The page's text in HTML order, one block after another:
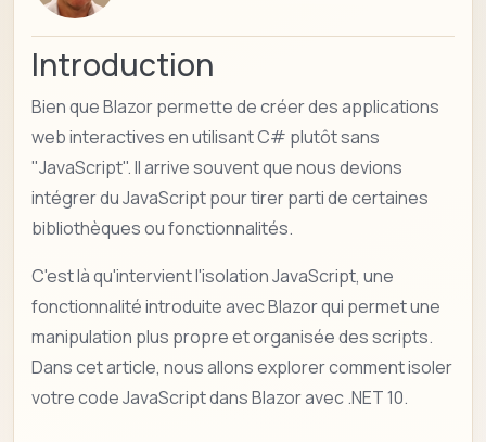
Introduction
Bien que Blazor permette de créer des applications
web interactives en utilisant C# plutôt sans
"JavaScript". Il arrive souvent que nous devions
intégrer du JavaScript pour tirer parti de certaines
bibliothèques ou fonctionnalités.
C'est là qu'intervient l'isolation JavaScript, une
fonctionnalité introduite avec Blazor qui permet une
manipulation plus propre et organisée des scripts.
Dans cet article, nous allons explorer comment isoler
votre code JavaScript dans Blazor avec .NET 10.